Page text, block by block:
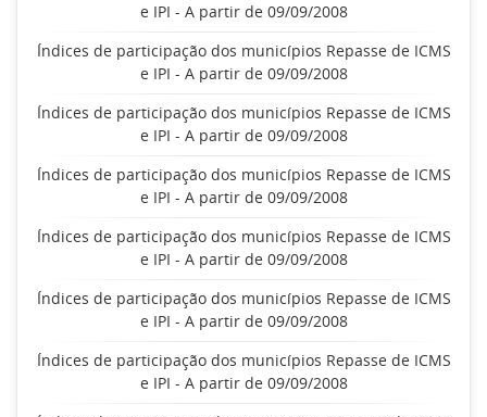
e IPI - A partir de 09/09/2008
Índices de participação dos municípios Repasse de ICMS
e IPI - A partir de 09/09/2008
Índices de participação dos municípios Repasse de ICMS
e IPI - A partir de 09/09/2008
Índices de participação dos municípios Repasse de ICMS
e IPI - A partir de 09/09/2008
Índices de participação dos municípios Repasse de ICMS
e IPI - A partir de 09/09/2008
Índices de participação dos municípios Repasse de ICMS
e IPI - A partir de 09/09/2008
Índices de participação dos municípios Repasse de ICMS
e IPI - A partir de 09/09/2008